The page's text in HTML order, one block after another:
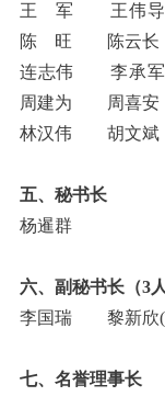
王 军 王伟
陈 旺 陈云
连志伟 李
周建为 周喜
林汉伟 胡文
五、秘书长
杨暹群
六、副秘书长（3人
李国瑞 黎新
七、名誉理事长